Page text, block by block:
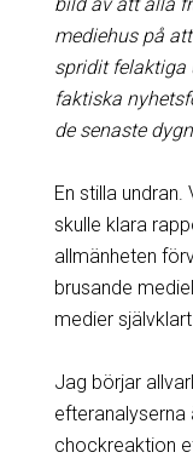
mediehus på
spridit felaktiga
faktiska
de senaste
En stilla
skulle klara
allmänheten
brusande
medier
Jag börjar
efteranalyserna
chockreaktion